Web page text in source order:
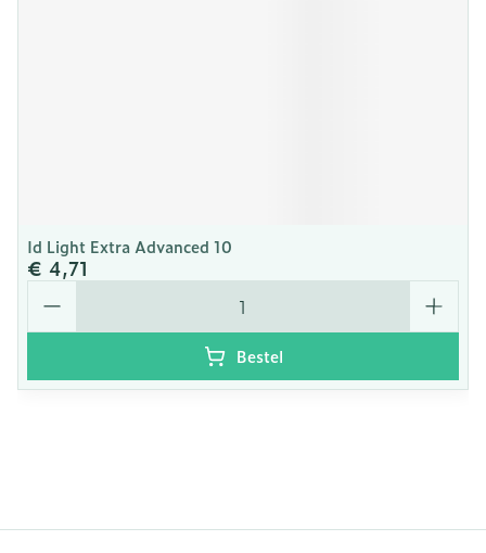
Id Light Extra Advanced 10
€ 4,71
Aantal
Bestel